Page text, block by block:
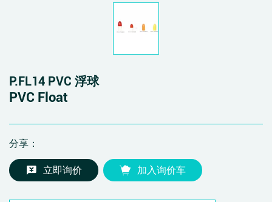
P.FL14 PVC 浮球
PVC Float
分享：
立即询价 加入询价车